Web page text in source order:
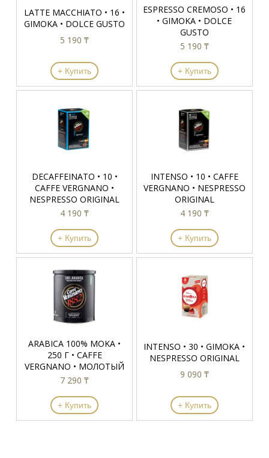
LATTE MACCHIATO • 16 •
GIMOKA • DOLCE GUSTO
5 190 ₸
+ Купить
ESPRESSO CREMOSO • 16
• GIMOKA • DOLCE
GUSTO
5 190 ₸
+ Купить
DECAFFEINATO • 10 •
CAFFE VERGNANO •
NESPRESSO ORIGINAL
4 190 ₸
+ Купить
INTENSO • 10 • CAFFE
VERGNANO • NESPRESSO
ORIGINAL
4 190 ₸
+ Купить
ARABICA 100% MOKA •
250 Г • CAFFE
VERGNANO • МОЛОТЫЙ
7 290 ₸
+ Купить
INTENSO • 30 • GIMOKA •
NESPRESSO ORIGINAL
9 090 ₸
+ Купить